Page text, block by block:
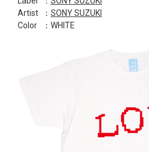
Artist
： SONY SUZUKI
Color
：WHITE